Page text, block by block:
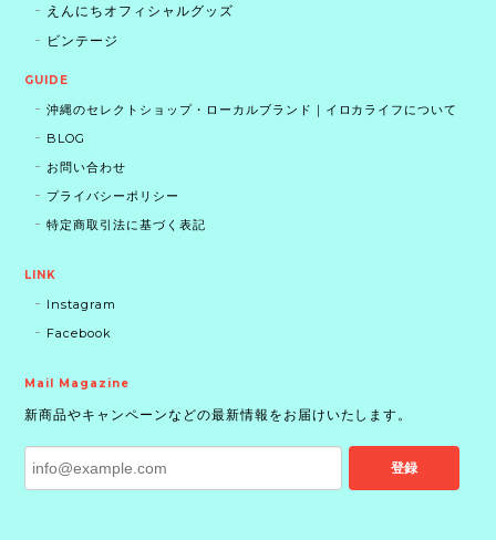
えんにちオフィシャルグッズ
ビンテージ
GUIDE
沖縄のセレクトショップ・ローカルブランド｜イロカライフについて
BLOG
お問い合わせ
プライバシーポリシー
特定商取引法に基づく表記
LINK
Instagram
Facebook
Mail Magazine
新商品やキャンペーンなどの最新情報をお届けいたします。
登録